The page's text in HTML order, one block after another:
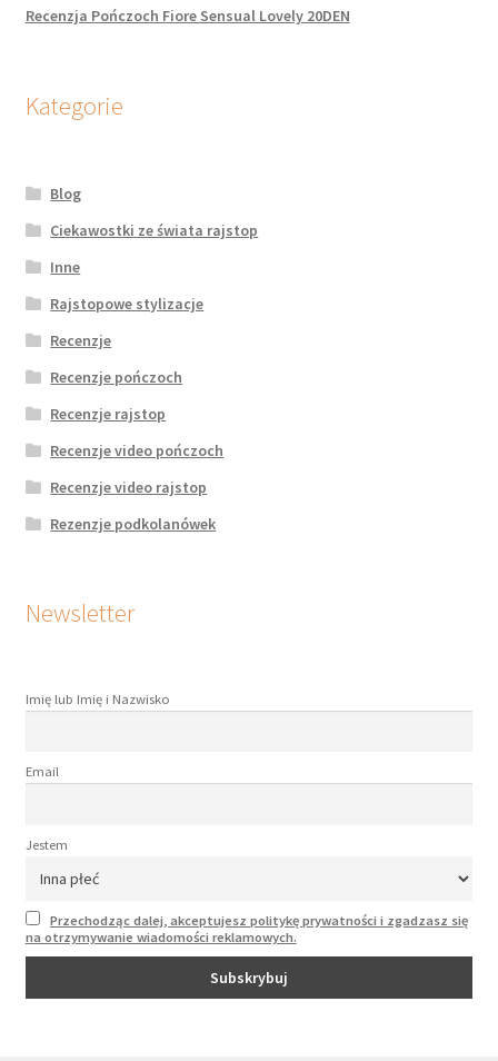
Recenzja Pończoch Fiore Sensual Lovely 20DEN
Kategorie
Blog
Ciekawostki ze świata rajstop
Inne
Rajstopowe stylizacje
Recenzje
Recenzje pończoch
Recenzje rajstop
Recenzje video pończoch
Recenzje video rajstop
Rezenzje podkolanówek
Newsletter
Imię lub Imię i Nazwisko
Email
Jestem
Przechodząc dalej, akceptujesz politykę prywatności i zgadzasz się
na otrzymywanie wiadomości reklamowych.